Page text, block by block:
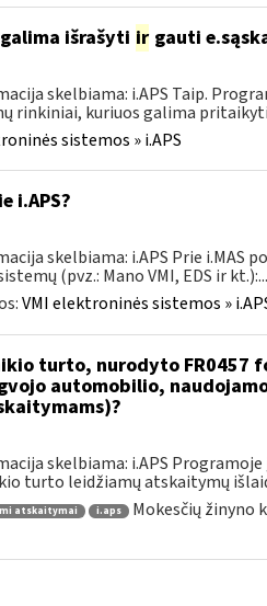
išrašyti irgauti
skelbiama: i.APS Taip.
rinkiniai, kuriuos galima pritaikyti
sistemos » i.APS
i.APS?
skelbiama: i.APS Prie
(pvz.: Mano VMI, EDS ir kt.):...
VMI elektroninės sistemos »
turto, nurodyto FR0457
automobilio,
skelbiama: i.APS
turto leidžiamų atskaitymų
atskaitymai i.aps Mokesčių žinyno